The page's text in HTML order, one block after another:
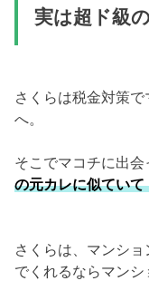
実は超ド級
さくらは税金対策
へ。
そこでマコチに出
の元カレに似てい
さくらは、マンシ
でくれるならマン